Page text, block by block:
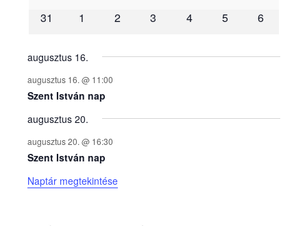
n
y
e
k
n
a
31
1 2 3 4 5 6
augusztus 16.
augusztus 16. @ 11:00
Szent István nap
augusztus 20.
augusztus 20. @ 16:30
Szent István nap
Naptár megtekintése